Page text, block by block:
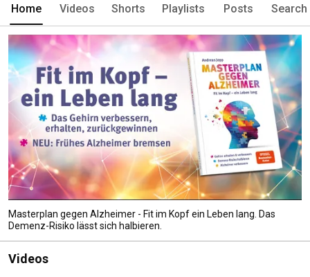
Home Videos Shorts Playlists Posts Search
Masterplan gegen Alzheimer - Fit im Kopf ein Leben lang. Das
Demenz-Risiko lässt sich halbieren.
Videos